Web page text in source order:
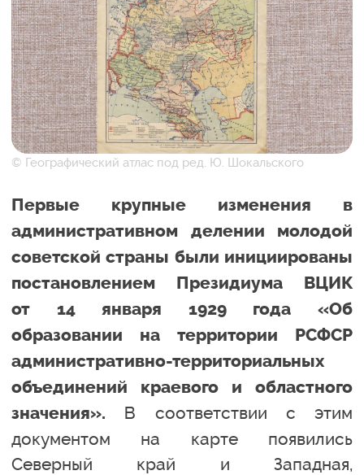
© Географический атлас под ред. Ю. Шокальского
Первые крупные изменения в
административном делении молодой
советской страны были инициированы
постановлением Президиума ВЦИК
от 14 января 1929 года «Об
образовании на территории РСФСР
административно-территориальных
объединений краевого и областного
значения». В соответствии с этим
документом на карте появились
Северный край и Западная,